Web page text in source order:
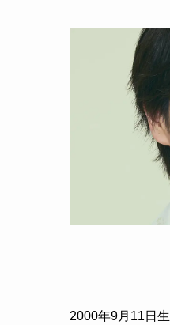
2000年9月11日生